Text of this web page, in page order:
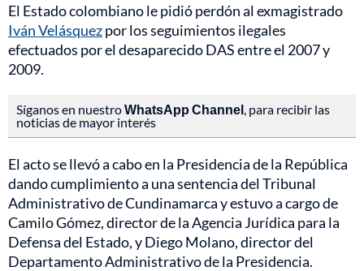
El Estado colombiano le pidió perdón al exmagistrado
Iván Velásquezpor los seguimientos ilegales
efectuados por el desaparecido DAS entre el 2007 y
2009.
Síganos en nuestroWhatsApp Channel , para recibir las
noticias de mayor interés
El acto se llevó a cabo en la Presidencia de la República
dando cumplimiento a una sentencia del Tribunal
Administrativo de Cundinamarca y estuvo a cargo de
Camilo Gómez, director de la Agencia Jurídica para la
Defensa del Estado, y Diego Molano, director del
Departamento Administrativo de la Presidencia.